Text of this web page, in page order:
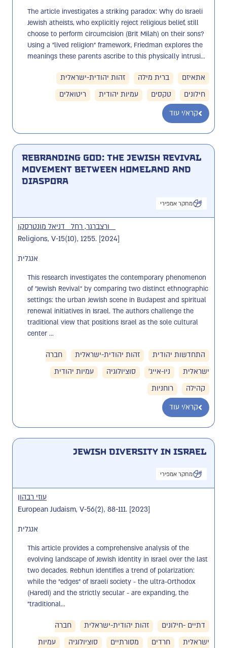
The article investigates a striking paradox: Why do Israeli
Jewish atheists, who explicitly reject religious belief, still
choose to perform circumcision (Brit Milah) on their sons?
Using a "lived religion" framework, Friedman explores the
meanings these parents ascribe to this physically intrusi...
אתאיזם ברית מילה
זהות יהודית-ישראלית
חילונים
טקסים עמיות יהודית
ריטואלים
קרא/י עוד
Rebranding God: The Jewish Revival
Movement between Homeland and
Diaspora
מחקר אמפירי
ורצברגר, רחל
דניאל מונטרסקו
Religions, V-15(10), 1255. [2024]
אנגלית
This research investigates the contemporary phenomenon
of "Jewish Revival" by comparing two distinct ethnographic
settings: the urban Jewish scene in Budapest and spiritual
renewal initiatives in Israel. The authors challenge the
traditional view that positions Israel as the sole cultural
center ...
התחדשות יהודית זהות יהודית-ישראלית
חברה
ישראלית
ניו-אייג' סוציולוגיה
עמיות יהודית
קהילה
רוחניות
קרא/י עוד
Jewish Diversity in Israel
מחקר אמפירי
עוזי רבהון
European Judaism, V-56(2), 88-111. [2023]
אנגלית
This article provides a comprehensive analysis of the
evolving landscape of Jewish identity in Israel over the last
two decades. Rebhun identifies a trend of polarization:
while the "edges" of Israeli society - the ultra-Orthodox
(Haredi) and the strictly secular - are expanding, the
"traditional...
דתיים -חילונים זהות יהודית-ישראלית
חברה
ישראלית
חרדים מסורתיים סוציולוגיה
עמיות